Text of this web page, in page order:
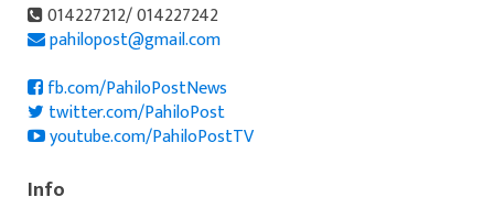
014227212/ 014227242
pahilopost@gmail.com
fb.com/PahiloPostNews
twitter.com/PahiloPost
youtube.com/PahiloPostTV
Info